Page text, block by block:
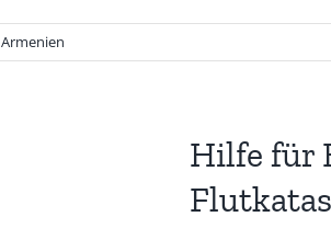
Armenien
Hilfe für